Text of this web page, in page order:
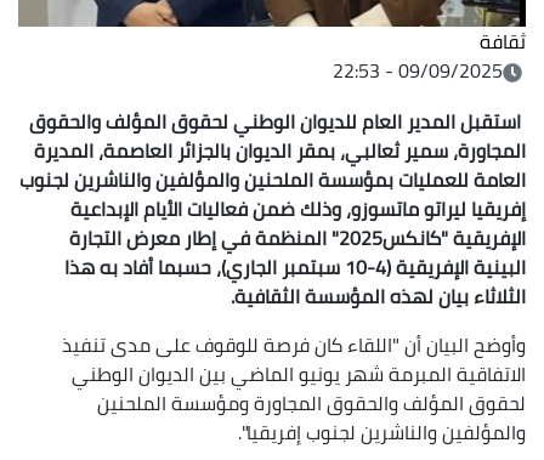
ثقافة
09/09/2025 - 22:53
استقبل المدير العام للديوان الوطني لحقوق المؤلف والحقوق
المجاورة، سمير ثعالبي، بمقر الديوان بالجزائر العاصمة، المديرة
العامة للعمليات بمؤسسة الملحنين والمؤلفين والناشرين لجنوب
إفريقيا ليراتو ماتسوزو، وذلك ضمن فعاليات الأيام الإبداعية
الإفريقية "كانكس2025" المنظمة في إطار معرض التجارة
البينية الإفريقية (4-10 سبتمبر الجاري)، حسبما أفاد به هذا
الثلاثاء بيان لهذه المؤسسة الثقافية.
وأوضح البيان أن "اللقاء كان فرصة للوقوف على مدى تنفيذ
الاتفاقية المبرمة شهر يونيو الماضي بين الديوان الوطني
لحقوق المؤلف والحقوق المجاورة ومؤسسة الملحنين
والمؤلفين والناشرين لجنوب إفريقيا".